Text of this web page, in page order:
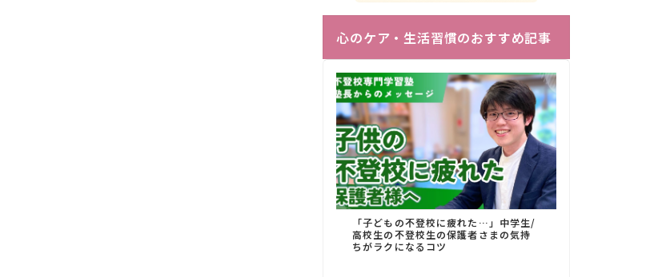
心のケア・生活習慣のおすすめ記事
「子どもの不登校に疲れた…」中学生/
高校生の不登校生の保護者さまの気持
ちがラクになるコツ